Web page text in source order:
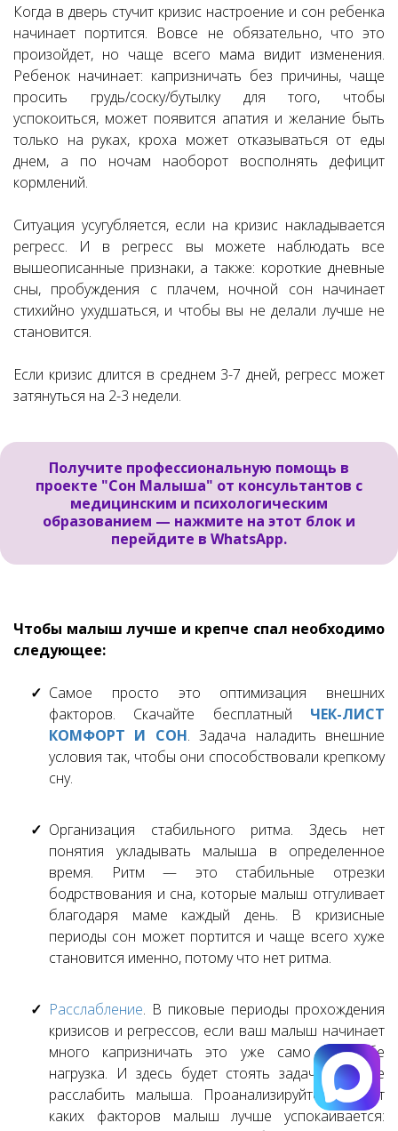
Когда в дверь стучит кризис настроение и сон ребенка
начинает портится. Вовсе не обязательно, что это
произойдет, но чаще всего мама видит изменения.
Ребенок начинает: капризничать без причины, чаще
просить грудь/соску/бутылку для того, чтобы
успокоиться, может появится апатия и желание быть
только на руках, кроха может отказываться от еды
днем, а по ночам наоборот восполнять дефицит
кормлений.
Ситуация усугубляется, если на кризис накладывается
регресс. И в регресс вы можете наблюдать все
вышеописанные признаки, а также: короткие дневные
сны, пробуждения с плачем, ночной сон начинает
стихийно ухудшаться, и чтобы вы не делали лучше не
становится.
Если кризис длится в среднем 3-7 дней, регресс может
затянуться на 2-3 недели.
Получите профессиональную помощь в
проекте "Сон Малыша" от консультантов с
медицинским и психологическим
образованием — нажмите на этот блок и
перейдите в WhatsApp.
Чтобы малыш лучше и крепче спал необходимо
следующее:
Самое просто это оптимизация внешних
факторов. Скачайте бесплатный ЧЕК-ЛИСТ
КОМФОРТ И СОН. Задача наладить внешние
условия так, чтобы они способствовали крепкому
сну.
Организация стабильного ритма. Здесь нет
понятия укладывать малыша в определенное
время. Ритм — это стабильные отрезки
бодрствования и сна, которые малыш отгуливает
благодаря маме каждый день. В кризисные
периоды сон может портится и чаще всего хуже
становится именно, потому что нет ритма.
Расслабление. В пиковые периоды прохождения
кризисов и регрессов, если ваш малыш начинает
много капризничать это уже само по себе
нагрузка. И здесь будет стоять задача больше
расслабить малыша. Проанализируйте за счет
каких факторов малыш лучше успокаивается: